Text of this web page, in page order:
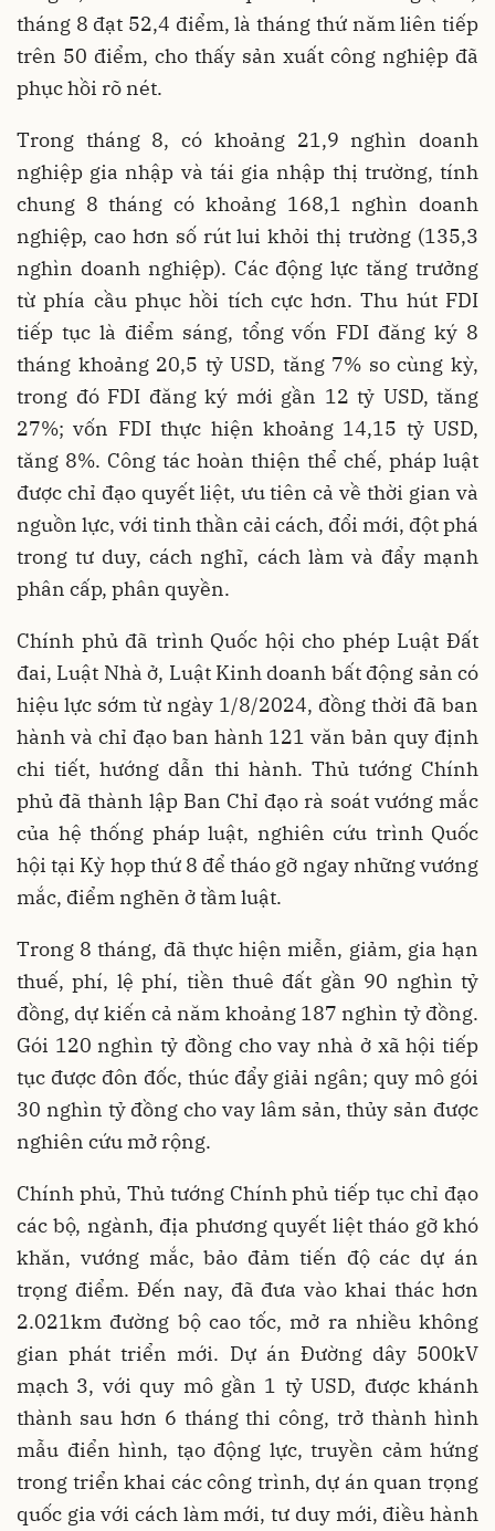
tháng 8 đạt 52,4 điểm, là tháng thứ năm liên tiếp
trên 50 điểm, cho thấy sản xuất công nghiệp đã
phục hồi rõ nét.
Trong tháng 8, có khoảng 21,9 nghìn doanh
nghiệp gia nhập và tái gia nhập thị trường, tính
chung 8 tháng có khoảng 168,1 nghìn doanh
nghiệp, cao hơn số rút lui khỏi thị trường (135,3
nghìn doanh nghiệp). Các động lực tăng trưởng
từ phía cầu phục hồi tích cực hơn. Thu hút FDI
tiếp tục là điểm sáng, tổng vốn FDI đăng ký 8
tháng khoảng 20,5 tỷ USD, tăng 7% so cùng kỳ,
trong đó FDI đăng ký mới gần 12 tỷ USD, tăng
27%; vốn FDI thực hiện khoảng 14,15 tỷ USD,
tăng 8%. Công tác hoàn thiện thể chế, pháp luật
được chỉ đạo quyết liệt, ưu tiên cả về thời gian và
nguồn lực, với tinh thần cải cách, đổi mới, đột phá
trong tư duy, cách nghĩ, cách làm và đẩy mạnh
phân cấp, phân quyền.
Chính phủ đã trình Quốc hội cho phép Luật Đất
đai, Luật Nhà ở, Luật Kinh doanh bất động sản có
hiệu lực sớm từ ngày 1/8/2024, đồng thời đã ban
hành và chỉ đạo ban hành 121 văn bản quy định
chi tiết, hướng dẫn thi hành. Thủ tướng Chính
phủ đã thành lập Ban Chỉ đạo rà soát vướng mắc
của hệ thống pháp luật, nghiên cứu trình Quốc
hội tại Kỳ họp thứ 8 để tháo gỡ ngay những vướng
mắc, điểm nghẽn ở tầm luật.
Trong 8 tháng, đã thực hiện miễn, giảm, gia hạn
thuế, phí, lệ phí, tiền thuê đất gần 90 nghìn tỷ
đồng, dự kiến cả năm khoảng 187 nghìn tỷ đồng.
Gói 120 nghìn tỷ đồng cho vay nhà ở xã hội tiếp
tục được đôn đốc, thúc đẩy giải ngân; quy mô gói
30 nghìn tỷ đồng cho vay lâm sản, thủy sản được
nghiên cứu mở rộng.
Chính phủ, Thủ tướng Chính phủ tiếp tục chỉ đạo
các bộ, ngành, địa phương quyết liệt tháo gỡ khó
khăn, vướng mắc, bảo đảm tiến độ các dự án
trọng điểm. Đến nay, đã đưa vào khai thác hơn
2.021km đường bộ cao tốc, mở ra nhiều không
gian phát triển mới. Dự án Đường dây 500kV
mạch 3, với quy mô gần 1 tỷ USD, được khánh
thành sau hơn 6 tháng thi công, trở thành hình
mẫu điển hình, tạo động lực, truyền cảm hứng
trong triển khai các công trình, dự án quan trọng
quốc gia với cách làm mới, tư duy mới, điều hành